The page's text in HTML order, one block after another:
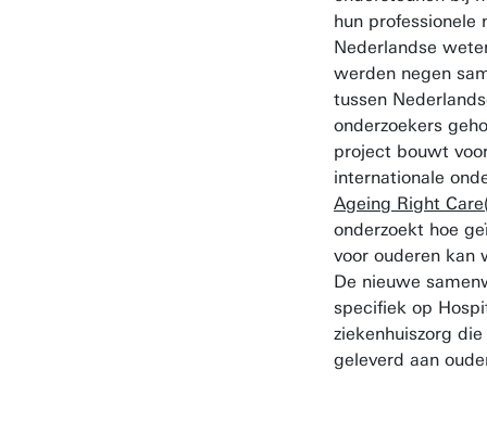
hun professionele
Nederlandse
werden negen
tussen
onderzoekers
project bouwt
internationale
Ageing Right
onderzoekt hoe
voor ouderen kan
De nieuwe
specifiek op
ziekenhuiszorg
geleverd aan